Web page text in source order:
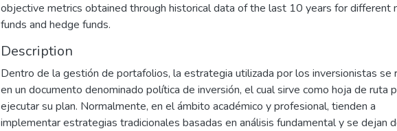
objective metrics obtained through historical data of the last 10 years for different
funds and hedge funds.
Description
Dentro de la gestión de portafolios, la estrategia utilizada por los inversionistas se
en un documento denominado política de inversión, el cual sirve como hoja de ruta
ejecutar su plan. Normalmente, en el ámbito académico y profesional, tienden a
implementar estrategias tradicionales basadas en análisis fundamental y se dejan